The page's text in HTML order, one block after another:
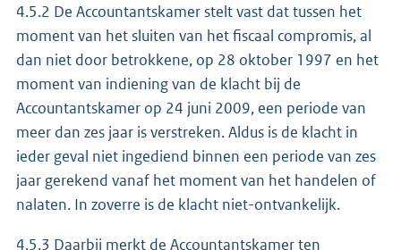
4.5.2 De Accountantskamer stelt vast dat tussen het
moment van het sluiten van het fiscaal compromis, al
dan niet door betrokkene, op 28 oktober 1997 en het
moment van indiening van de klacht bij de
Accountantskamer op 24 juni 2009, een periode van
meer dan zes jaar is verstreken. Aldus is de klacht in
ieder geval niet ingediend binnen een periode van zes
jaar gerekend vanaf het moment van het handelen of
nalaten. In zoverre is de klacht niet-ontvankelijk.
4.5.3 Daarbij merkt de Accountantskamer ten